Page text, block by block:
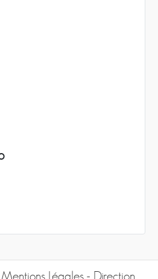
Mentions Légales - Direction